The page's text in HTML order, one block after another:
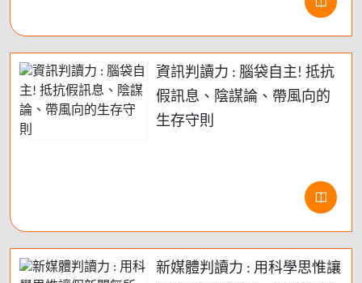
資訊判讀力 : 腦袋自主! 抵抗
假訊息、陰謀論、帶風向的
生存守則
新媒體判讀力 : 用科學思惟讓